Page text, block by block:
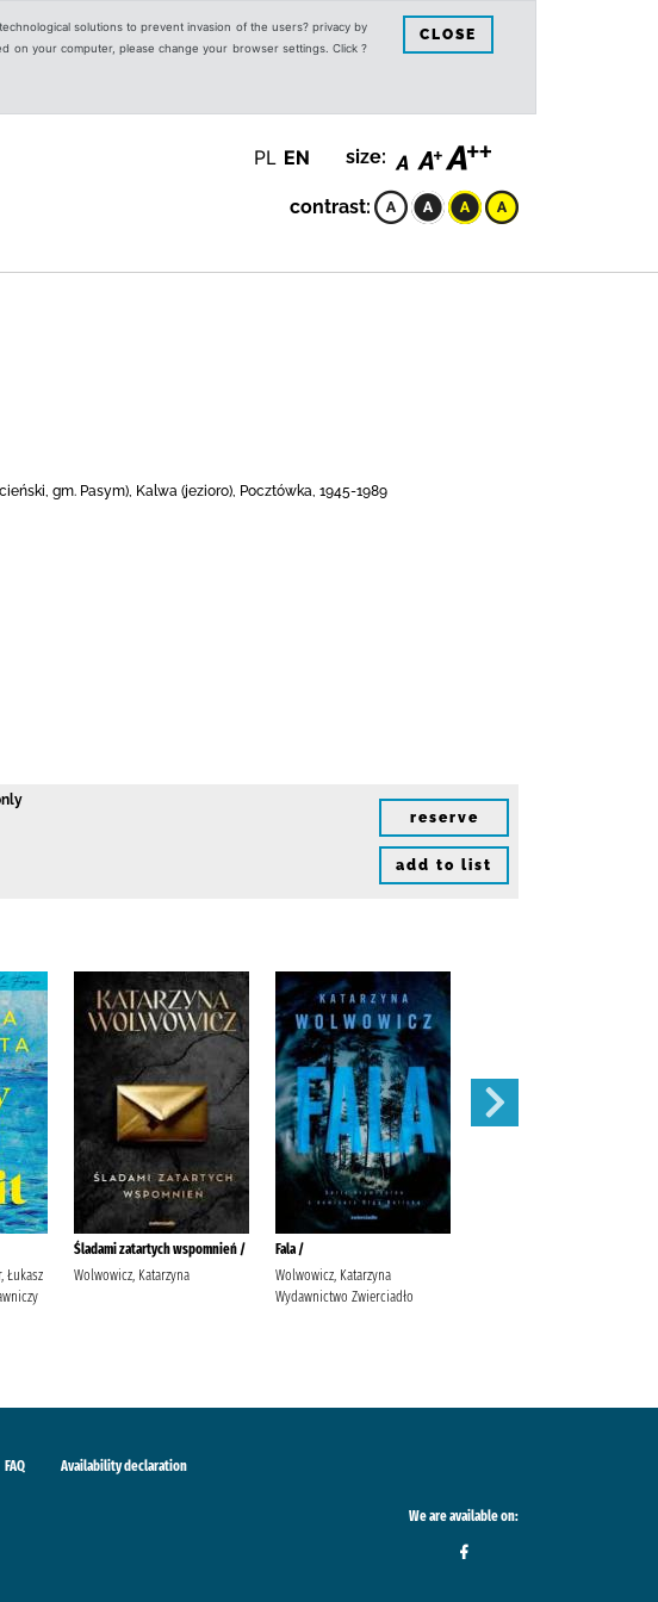
solutions to prevent invasion of the users? privacy by
on your computer, please change your browser settings. Click ?
CLOSE
PL EN size:
contrast:
gm. Pasym), Kalwa (jezioro), Pocztówka, 1945-1989
reserve
add to list
Łukasz
Śladami zatartych wspomnień /
Wolwowicz, Katarzyna
Fala /
Wolwowicz, Katarzyna
Wydawnictwo Zwierciadło
FAQ Availability declaration
We are available on: